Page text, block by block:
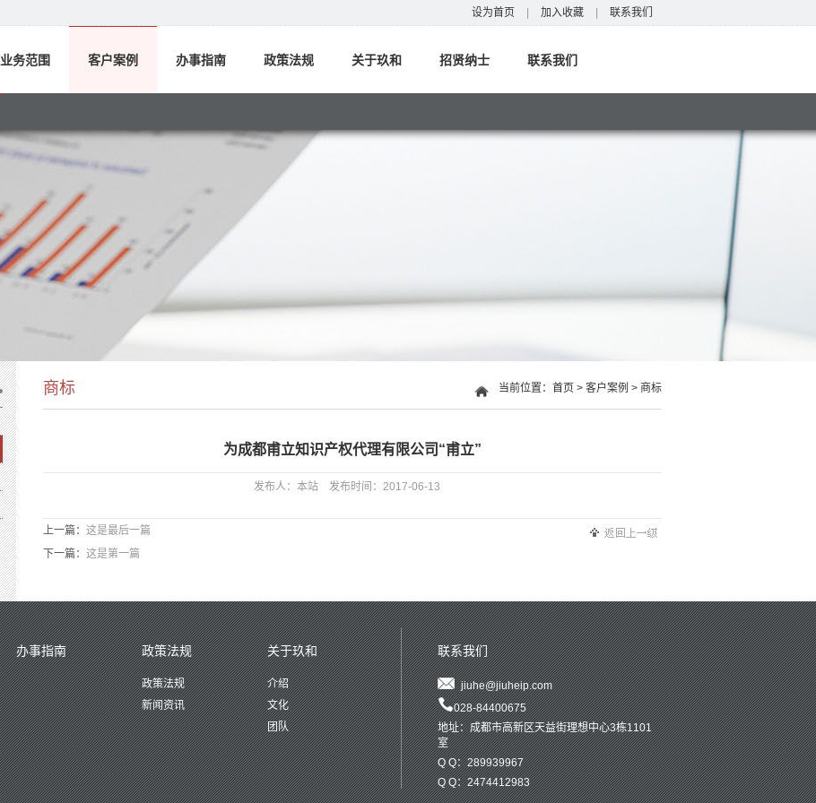
设为首页 加入收藏 联系我们
业务范围 客户案例 办事指南 政策法规 关于玖和 招贤纳士 联系我们
商标 当前位置： 首页 > 客户案例 > 商标
为成都甫立知识产权代理有限公司“甫立”
发布人：本站 发布时间：2017-06-13
上一篇： 这是最后一篇
下一篇： 这是第一篇
办事指南 政策法规
政策法规
新闻资讯
关于玖和
介绍
文化
团队
联系我们
jiuhe@jiuheip.com
028-84400675
地址：成都市高新区天益街理想中心3栋1101
室
Q Q：289939967
Q Q：2474412983